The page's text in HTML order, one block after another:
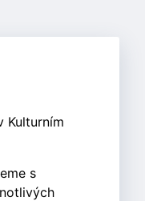
Kulturním
s